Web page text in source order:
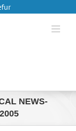
NEWS-